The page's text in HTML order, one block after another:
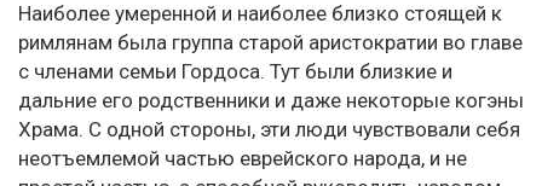
Наиболее умеренной и наиболее близко стоящей к
римлянам была группа старой аристократии во главе
с членами семьи Гордоса. Тут были близкие и
дальние его родственники и даже некоторые когэны
Храма. С одной стороны, эти люди чувствовали себя
неотъемлемой частью еврейского народа, и не